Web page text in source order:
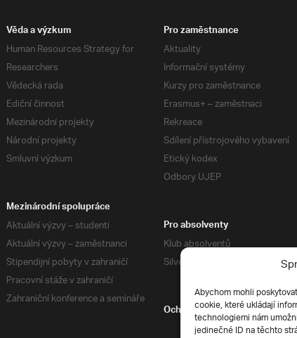
Abychom mohli
cookie, které ukládají
technologiemi nám
jedinečné ID na těchto
Věda a výzkum
Human Resources Strategy for
Researchers
Vědecká rada
Ediční činnost
Mezinárodní projekty
Národní projekty
Smluvní výzkum
Pro zaměstnance
Aktuality
Informační systémy
Kurzy pro zaměstnance
Erasmus+ – zaměstnaci
Rekreace
Sdílení přístrojového vybavení
Etický kodex
Odbory UJEP
Mezinárodní spolupráce
Aktuální výzvy – studenti
Aktuální výzvy – zaměstnanci
Stipendijní pobyty v zahraničí
Pracovní stáže v zahraničí
Zahraniční konference a semináře
Pro absolventy
Klub absolventů
Silverius
Ochrana soukromí